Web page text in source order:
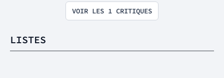
VOIR LES 1 CRITIQUES
LISTES